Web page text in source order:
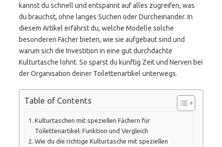
kannst du schnell und entspannt auf alles zugreifen, was
du brauchst, ohne langes Suchen oder Durcheinander. In
diesem Artikel erfährst du, welche Modelle solche
besonderen Fächer bieten, wie sie aufgebaut sind und
warum sich die Investition in eine gut durchdachte
Kulturtasche lohnt. So sparst du künftig Zeit und Nerven bei
der Organisation deiner Toilettenartikel unterwegs.
Table of Contents
Kulturtaschen mit speziellen Fächern für
Toilettenartikel: Funktion und Vergleich
Wie du die richtige Kulturtasche mit speziellen